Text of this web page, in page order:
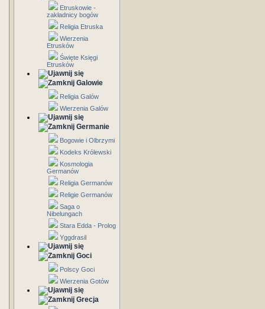
Etruskowie -
zakładnicy bogów
Religia Etruska
Wierzenia
Etrusków
Święte Księgi
Etrusków
Galowie
Religia Galów
Wierzenia Galów
Germanie
Bogowie i Olbrzymi
Kodeks Królewski
Kosmologia
Germanów
Religia Germanów
Religie Germanów
Saga o
Nibelungach
Stara Edda - Prolog
Yggdrasil
Goci
Polscy Goci
Wierzenia Gotów
Grecja